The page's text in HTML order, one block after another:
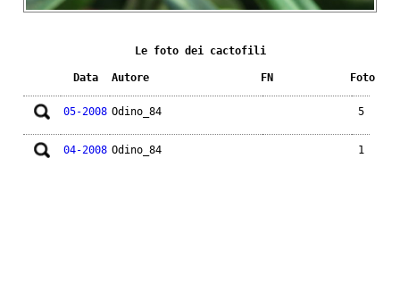
Le foto dei cactofili
Data Autore FN Foto
05-2008 Odino_84 5
04-2008 Odino_84 1